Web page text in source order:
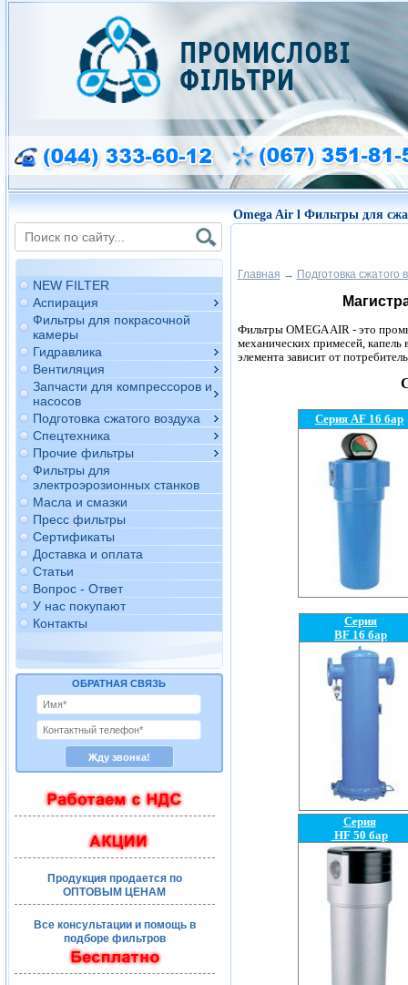
NEW FILTER
Аспирация
Фильтры для покрасочной
камеры
Гидравлика
Вентиляция
Запчасти для компрессоров и
насосов
Подготовка сжатого воздуха
Спецтехника
Прочие фильтры
Фильтры для
электроэрозионных станков
Масла и смазки
Пресс фильтры
Сертификаты
Доставка и оплата
Статьи
Вопрос - Ответ
У нас покупают
Контакты
ОБРАТНАЯ СВЯЗЬ
Продукция продается по
ОПТОВЫМ ЦЕНАМ
Все консультации и помощь в
подборе фильтров
Omega Air l Фильтры для
Главная → Подготовка сжатого
Фильтры OMEGA AIR - это
механических примесей, капель
элемента зависит от
Серия AF 16 бар
Серия
BF 16 бар
Серия
HF 50 бар